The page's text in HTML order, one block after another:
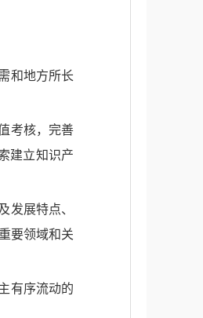
和地方所长
考核，完善
建立知识产
发展特点、
要领域和关
有序流动的